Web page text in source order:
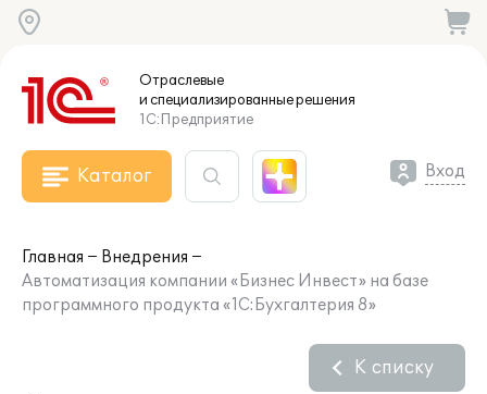
Отраслевые
и специализированныерешения
1С:Предприятие
Каталог Вход
Главная
Внедрения
Автоматизация компании «Бизнес Инвест» на базе
программного продукта «1С:Бухгалтерия 8»
К списку